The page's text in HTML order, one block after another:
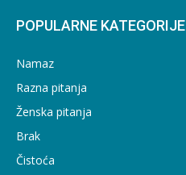
POPULARNE KATEGORIJE
Namaz
Razna pitanja
Ženska pitanja
Brak
Čistoća